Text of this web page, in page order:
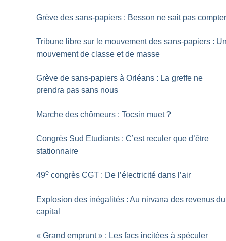
Grève des sans-papiers : Besson ne sait pas
Tribune libre sur le mouvement des sans-papiers :
mouvement de classe et de masse
Grève de sans-papiers à Orléans : La greffe ne
prendra pas sans nous
Marche des chômeurs : Tocsin muet ?
Congrès Sud Etudiants : C’est reculer que d’être
stationnaire
49e congrès CGT : De l’électricité dans l’air
Explosion des inégalités : Au nirvana des revenus du
capital
« Grand emprunt » : Les facs incitées à spéculer